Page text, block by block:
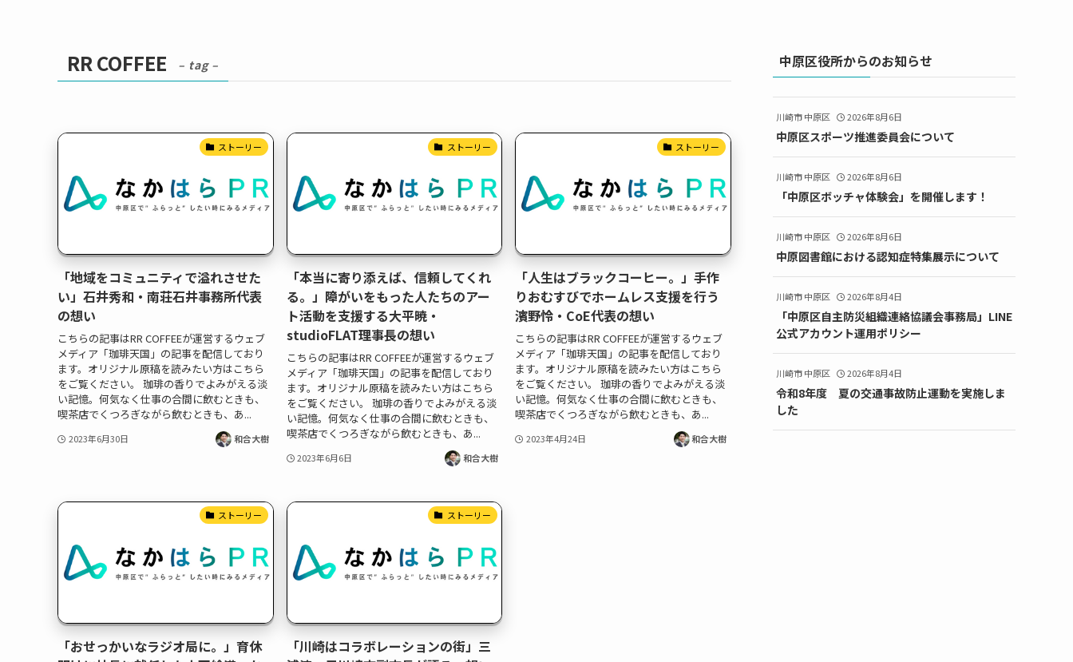
RR COFFEE – tag –
ストーリー
「地域をコミュニティで溢れさせた
い」石井秀和・南荘石井事務所代表
の想い
こちらの記事はRR COFFEEが運営するウェブ
メディア「珈琲天国」の記事を配信しており
ます。オリジナル原稿を読みたい方はこちら
をご覧ください。 珈琲の香りでよみがえる淡
い記憶。何気なく仕事の合間に飲むときも、
喫茶店でくつろぎながら飲むときも、あ...
2023年6月30日 和合大樹
ストーリー
「本当に寄り添えば、信頼してくれ
る。」障がいをもった人たちのアー
ト活動を支援する大平暁・
studioFLAT理事長の想い
こちらの記事はRR COFFEEが運営するウェブ
メディア「珈琲天国」の記事を配信しており
ます。オリジナル原稿を読みたい方はこちら
をご覧ください。 珈琲の香りでよみがえる淡
い記憶。何気なく仕事の合間に飲むときも、
喫茶店でくつろぎながら飲むときも、あ...
2023年6月6日 和合大樹
ストーリー
「人生はブラックコーヒー。」手作
りおむすびでホームレス支援を行う
濱野怜・CoE代表の想い
こちらの記事はRR COFFEEが運営するウェブ
メディア「珈琲天国」の記事を配信しており
ます。オリジナル原稿を読みたい方はこちら
をご覧ください。 珈琲の香りでよみがえる淡
い記憶。何気なく仕事の合間に飲むときも、
喫茶店でくつろぎながら飲むときも、あ...
2023年4月24日 和合大樹
ストーリー
「おせっかいなラジオ局に。」育休
ストーリー
「川崎はコラボレーションの街」三
中原区役所からのお知らせ
川崎市 中原区 2026年8月6日
中原区スポーツ推進委員会について
川崎市 中原区 2026年8月6日
「中原区ボッチャ体験会」を開催します！
川崎市 中原区 2026年8月6日
中原図書館における認知症特集展示について
川崎市 中原区 2026年8月4日
「中原区自主防災組織連絡協議会事務局」LINE
公式アカウント運用ポリシー
川崎市 中原区 2026年8月4日
令和8年度 夏の交通事故防止運動を実施しま
した